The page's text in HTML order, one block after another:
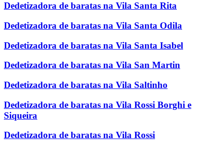
Dedetizadora de baratas na Vila Santa Rita
Dedetizadora de baratas na Vila Santa Odila
Dedetizadora de baratas na Vila Santa Isabel
Dedetizadora de baratas na Vila San Martin
Dedetizadora de baratas na Vila Saltinho
Dedetizadora de baratas na Vila Rossi Borghi e
Siqueira
Dedetizadora de baratas na Vila Rossi